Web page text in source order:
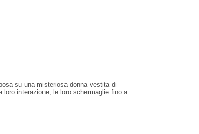
su una misteriosa donna vestita di
interazione, le loro schermaglie fino a